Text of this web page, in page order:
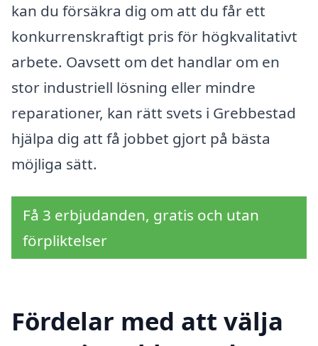
kan du försäkra dig om att du får ett
konkurrenskraftigt pris för högkvalitativt
arbete. Oavsett om det handlar om en
stor industriell lösning eller mindre
reparationer, kan rätt svets i Grebbestad
hjälpa dig att få jobbet gjort på bästa
möjliga sätt.
Få 3 erbjudanden, gratis och utan
förpliktelser
Fördelar med att välja